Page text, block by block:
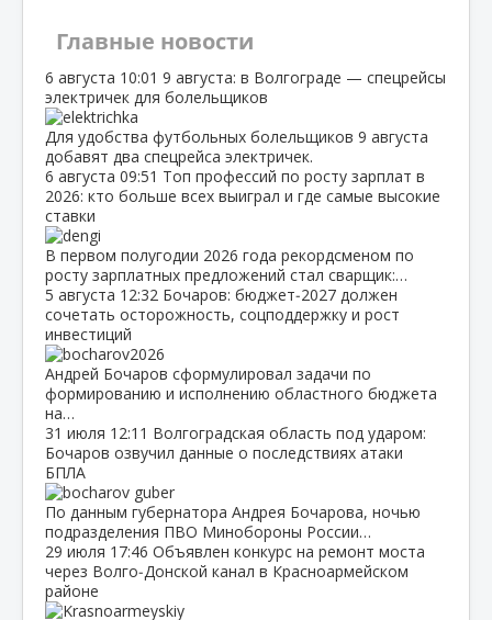
Главные новости
6 августа 10:01 9 августа: в Волгограде — спецрейсы
электричек для болельщиков
Для удобства футбольных болельщиков 9 августа
добавят два спецрейса электричек.
6 августа 09:51 Топ профессий по росту зарплат в
2026: кто больше всех выиграл и где самые высокие
ставки
В первом полугодии 2026 года рекордсменом по
росту зарплатных предложений стал сварщик:…
5 августа 12:32 Бочаров: бюджет‑2027 должен
сочетать осторожность, соцподдержку и рост
инвестиций
Андрей Бочаров сформулировал задачи по
формированию и исполнению областного бюджета
на…
31 июля 12:11 Волгоградская область под ударом:
Бочаров озвучил данные о последствиях атаки
БПЛА
По данным губернатора Андрея Бочарова, ночью
подразделения ПВО Минобороны России…
29 июля 17:46 Объявлен конкурс на ремонт моста
через Волго‑Донской канал в Красноармейском
районе